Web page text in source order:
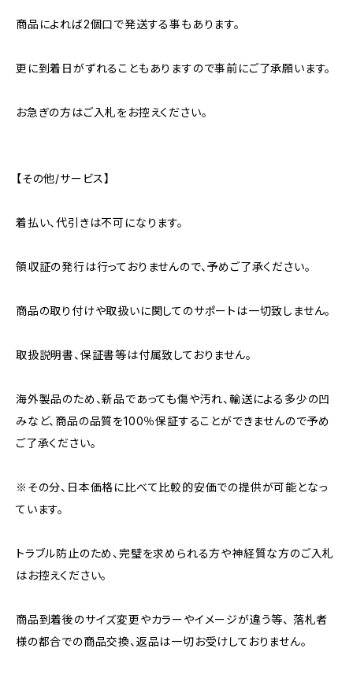
商品によれば2個口で発送する事もあります。
更に到着日がずれることもありますので事前にご了承願います。
お急ぎの方はご入札をお控えください。
【その他/サービス】
着払い、代引きは不可になります。
領収証の発行は行っておりませんので、予めご了承ください。
商品の取り付けや取扱いに関してのサポートは一切致しません。
取扱説明書、保証書等は付属致しておりません。
海外製品のため、新品であっても傷や汚れ、輸送による多少の凹
みなど、商品の品質を100％保証することができませんので予め
ご了承ください。
※その分、日本価格に比べて比較的安価での提供が可能となっ
ています。
トラブル防止のため、完璧を求められる方や神経質な方のご入札
はお控えください。
商品到着後のサイズ変更やカラーやイメージが違う等、 落札者
様の都合での商品交換、返品は一切お受けしておりません。